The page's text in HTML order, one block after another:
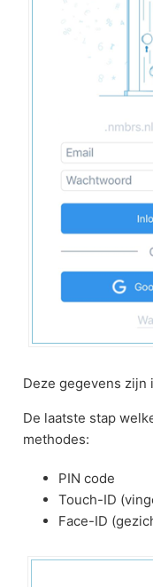
Deze gegevens zijn
De laatste stap
methodes:
PIN code
Touch-ID
Face-ID